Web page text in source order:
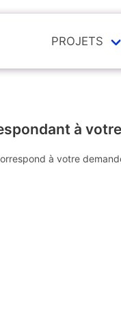
PROJETS
à
à votre